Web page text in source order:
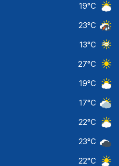
19°C
23°C
13°C
27°C
19°C
17°C
22°C
23°C
22°C